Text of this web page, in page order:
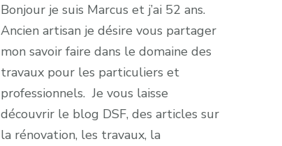
Bonjour je suis Marcus et j’ai 52 ans.
Ancien artisan je désire vous partager
mon savoir faire dans le domaine des
travaux pour les particuliers et
professionnels. Je vous laisse
découvrir le blog DSF, des articles sur
la rénovation, les travaux, la